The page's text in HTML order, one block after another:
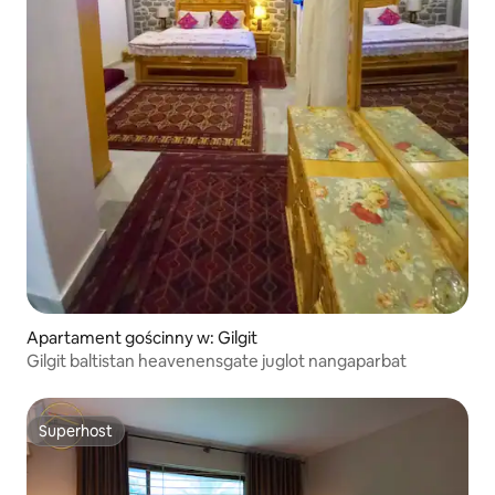
Apartament gościnny w: Gilgit
Gilgit baltistan heavenensgate juglot nangaparbat
Superhost
Superhost